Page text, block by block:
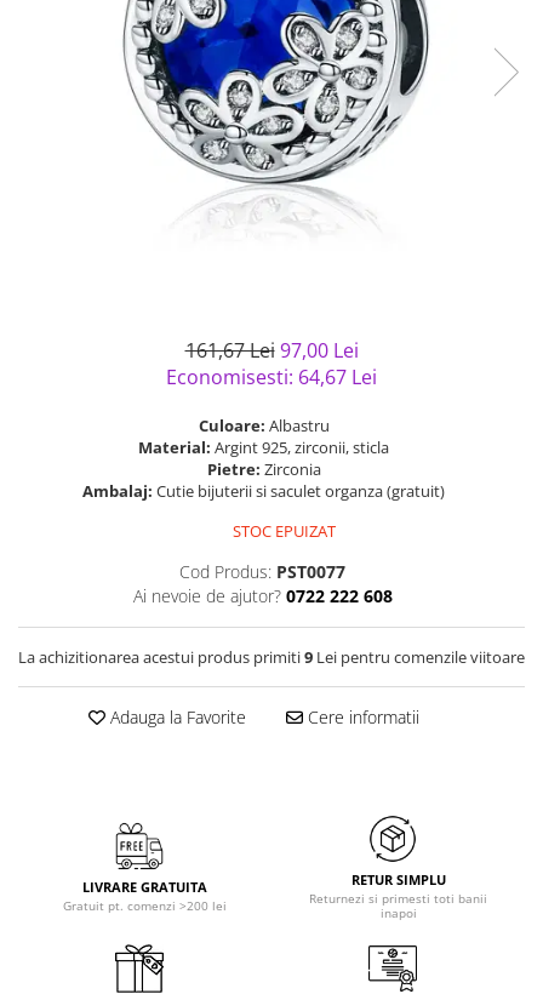
semipretioase
Bijuterii argint placat cu aur
Bijuterii argint cu diverse
Bijuterii argint cu murano
Bijuterii de Lux
Bijuterii gotice si rock
Bijuterii Handmade
Casete si cutii de bijuterii
161,67 Lei 97,00 Lei
Economisesti: 64,67 Lei
Culoare: Albastru
Material: Argint 925, zirconii, sticla
Pietre: Zirconia
Ambalaj: Cutie bijuterii si saculet organza (gratuit)
STOC EPUIZAT
Cod Produs: PST0077
Ai nevoie de ajutor? 0722 222 608
La achizitionarea acestui produs primiti9 Lei pentru comenzile viitoare
Adauga la Favorite Cere informatii
LIVRARE GRATUITA
Gratuit pt. comenzi >200 lei
RETUR SIMPLU
Returnezi si primesti toti banii
inapoi